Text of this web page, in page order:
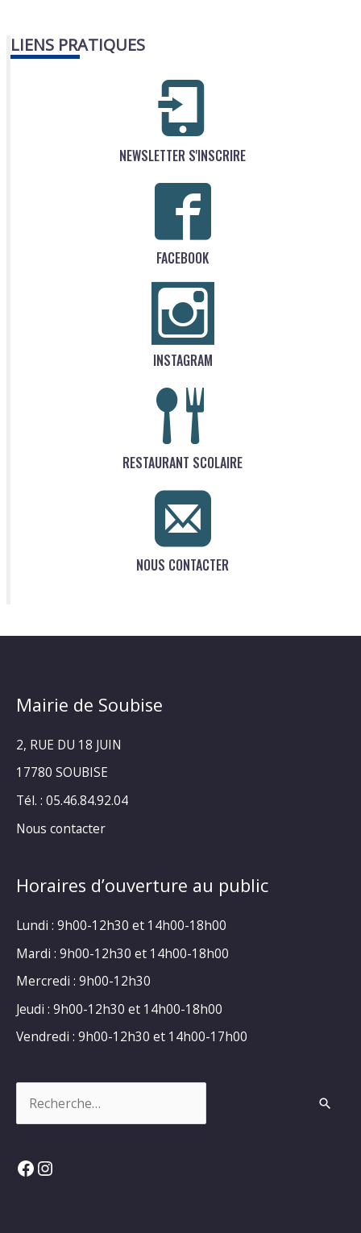
LIENS PRATIQUES
NEWSLETTER S'INSCRIRE
FACEBOOK
INSTAGRAM
RESTAURANT SCOLAIRE
NOUS CONTACTER
Mairie de Soubise
2, RUE DU 18 JUIN
17780 SOUBISE
Tél. : 05.46.84.92.04
Nous contacter
Horaires d’ouverture au public
Lundi : 9h00-12h30 et 14h00-18h00
Mardi : 9h00-12h30 et 14h00-18h00
Mercredi : 9h00-12h30
Jeudi : 9h00-12h30 et 14h00-18h00
Vendredi : 9h00-12h30 et 14h00-17h00
Facebook
Instagram